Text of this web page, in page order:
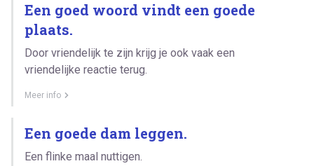
Een goed woord vindt een goede
plaats.
Door vriendelijk te zijn krijg je ook vaak een
vriendelijke reactie terug.
Meer info
Een goede dam leggen.
Een flinke maal nuttigen.